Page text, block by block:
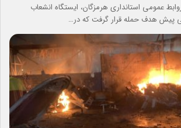
عمومی استانداری هرمزگان، ایستگاه انشعاب
پیش هدف حمله قرار گرفت که در…